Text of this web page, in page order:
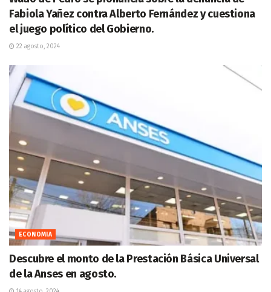
Fabiola Yañez contra Alberto Fernández y cuestiona
el juego político del Gobierno.
22 agosto, 2024
ECONOMIA
Descubre el monto de la Prestación Básica Universal
de la Anses en agosto.